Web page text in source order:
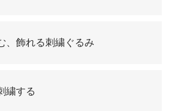
、飾れる刺繍ぐるみ
繍する